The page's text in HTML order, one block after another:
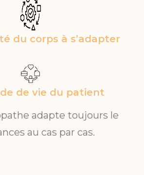
du corps à s’adapter
de vie du patient
adapte toujours le
au cas par cas.